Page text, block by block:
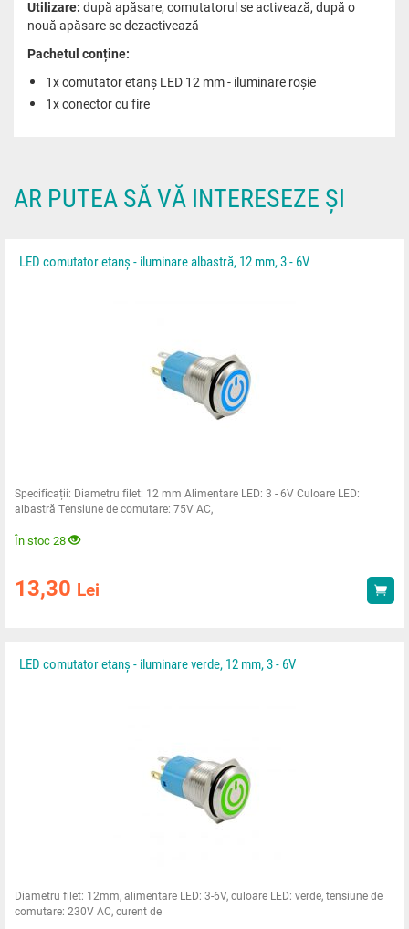
Utilizare: după apăsare, comutatorul se activează, după o
nouă apăsare se dezactivează
Pachetul conține:
1x comutator etanș LED 12 mm - iluminare roșie
1x conector cu fire
AR PUTEA SĂ VĂ INTERESEZE ȘI
LED comutator etanș - iluminare albastră, 12 mm, 3 - 6V
Specificații: Diametru filet: 12 mm Alimentare LED: 3 - 6V Culoare LED:
albastră Tensiune de comutare: 75V AC,
În stoc 28
13,30 Lei
LED comutator etanș - iluminare verde, 12 mm, 3 - 6V
Diametru filet: 12mm, alimentare LED: 3-6V, culoare LED: verde, tensiune de
comutare: 230V AC, curent de